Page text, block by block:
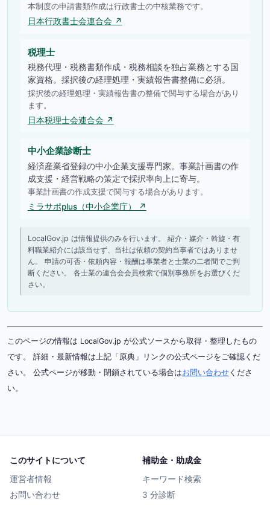
本制度の申請書類作成は行政書士の中核業務です。
日本行政書士会連合会 ↗
税理士
税務代理・税務書類作成・税務相談を独占業務とする国
家資格。採択後の経理処理・実績報告書整備に必須。
採択後の経理処理・実績報告書の整備で関与する場合があり
ます。
日本税理士会連合会 ↗
中小企業診断士
経済産業省登録の中小企業支援専門家。事業計画書の作
成支援・経営戦略の策定で採択率向上に寄与。
事業計画書の作成支援で関与する場合があります。
ミラサポplus（中小企業庁） ↗
LocalGov.jp は情報提供のみを行います。 紹介・媒介・斡旋・有
料職業紹介には該当せず、当社は依頼の契約当事者ではありませ
ん。 申請の可否・依頼内容・報酬は事業者と士業の二者間でご判
断ください。 各士業の連合会会員検索で個別事務所をお選びくだ
さい。
このページの情報は LocalGov.jp が公式ソースから取得・整理したもの
です。 詳細・最新情報は上記「原典」リンクの公式ページをご確認くだ
さい。 公式ページが移動・閉鎖されている場合はお問い合わせ くださ
い。
このサイトについて
運営者情報
お問い合わせ
補助金・助成金
キーワード検索
3 分診断